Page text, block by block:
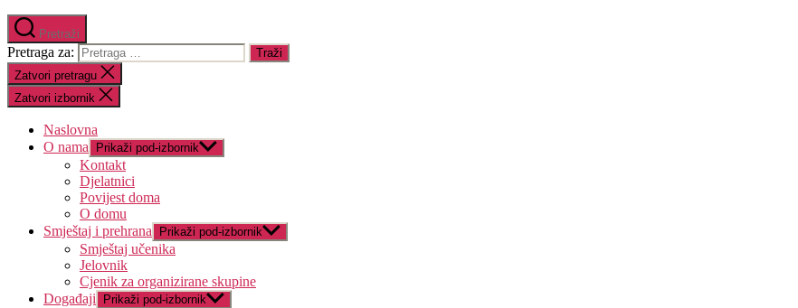
Pretraži
Pretraga za:
Zatvori pretragu
Zatvori izbornik
Naslovna
O nama
Prikaži pod-izbornik
Kontakt
Djelatnici
Povijest doma
O domu
Smještaj i prehrana
Prikaži pod-izbornik
Smještaj učenika
Jelovnik
Cjenik za organizirane skupine
Događaji
Prikaži pod-izbornik